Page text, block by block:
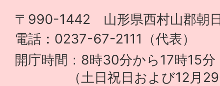
〒990-1442 山形県西村山郡朝
電話：0237-67-2111（代表）
開庁時間：8時30分から17時15分
（土日祝日および12月29